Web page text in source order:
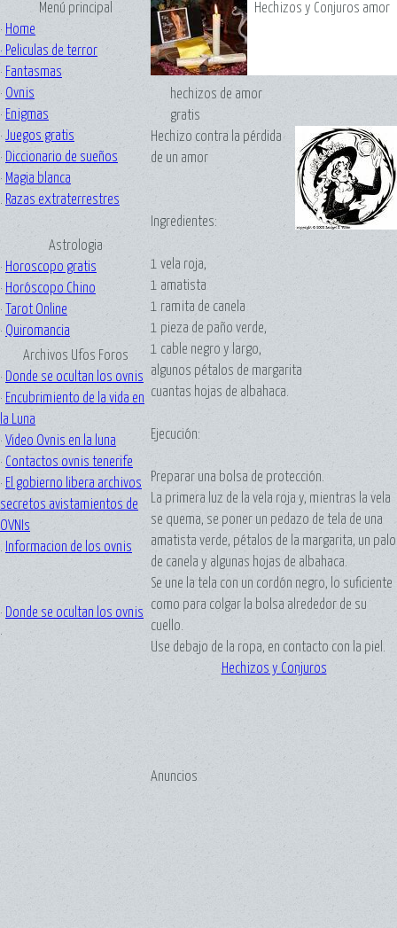
Menú principal
· Home
· Peliculas de terror
· Fantasmas
· Ovnis
· Enigmas
· Juegos gratis
· Diccionario de sueños
· Magia blanca
Razas extraterrestres
Astrologia
· Horoscopo gratis
· Horóscopo Chino
·
Tarot Online
· Quiromancia
Archivos Ufos Foros
· Donde se ocultan los ovnis
· Encubrimiento de la vida en
la Luna
· Video Ovnis en la luna
· Contactos ovnis tenerife
· El gobierno libera archivos
secretos avistamientos de
OVNIs
Informacion de los ovnis
· Donde se ocultan los ovnis
·
Hechizos y Conjuros amor
hechizos de amor
gratis
Hechizo contra la pérdida
de un amor
Ingredientes:
1 vela roja,
1 amatista
1 ramita de canela
1 pieza de paño verde,
1 cable negro y largo,
algunos pétalos de margarita
cuantas hojas de albahaca.
Ejecución:
Preparar una bolsa de protección.
La primera luz de la vela roja y, mientras la vela
se quema, se poner un pedazo de tela de una
amatista verde, pétalos de la margarita, un palo
de canela y algunas hojas de albahaca.
Se une la tela con un cordón negro, lo suficiente
como para colgar la bolsa alrededor de su
cuello.
Use debajo de la ropa, en contacto con la piel.
Hechizos y Conjuros
Anuncios